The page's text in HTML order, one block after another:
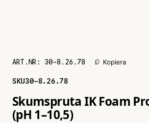
ART.NR:30-8.26.78 Kopiera
SKU30-8.26.78
Skumspruta IK Foam
(pH 1–10,5)